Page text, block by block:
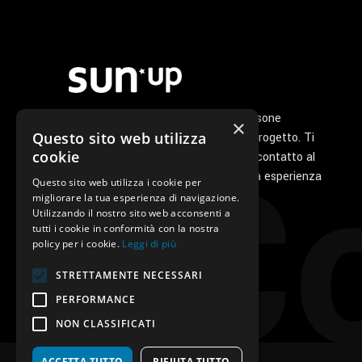
Noi di Sunup siamo un gruppo di persone
appassionate che ha a cuore il tuo progetto. Ti
seguiamo personalmente dal primo contatto al
servizio di post vendita perché la tua esperienza
con noi sia unica e speciale.
×
Questo sito web utilizza
cookie
Questo sito web utilizza i cookie per
migliorare la tua esperienza di navigazione.
Utilizzando il nostro sito web acconsenti a
tutti i cookie in conformità con la nostra
policy per i cookie. Leggi di più
STRETTAMENTE NECESSARI
PERFORMANCE
NON CLASSIFICATI